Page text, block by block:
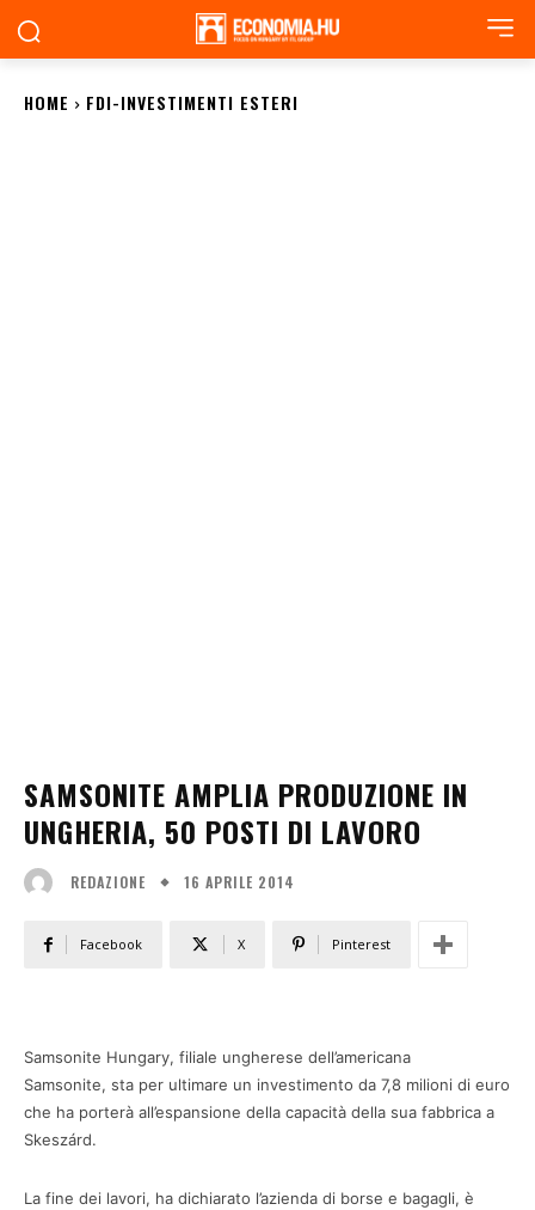
HOME FDI-INVESTIMENTI ESTERI
SAMSONITE AMPLIA PRODUZIONE IN
UNGHERIA, 50 POSTI DI LAVORO
REDAZIONE 16 APRILE 2014
Facebook X Pinterest
Samsonite Hungary, filiale ungherese dell’americana
Samsonite, sta per ultimare un investimento da 7,8 milioni di euro
che ha porterà all’espansione della capacità della sua fabbrica a
Skeszárd.
La fine dei lavori, ha dichiarato l’azienda di borse e bagagli, è